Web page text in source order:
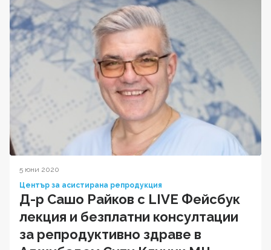
5 юни 2020
Център за асистирана репродукция
Д-р Сашо Райков с LIVE Фейсбук
лекция и безплатни консултации
за репродуктивно здраве в